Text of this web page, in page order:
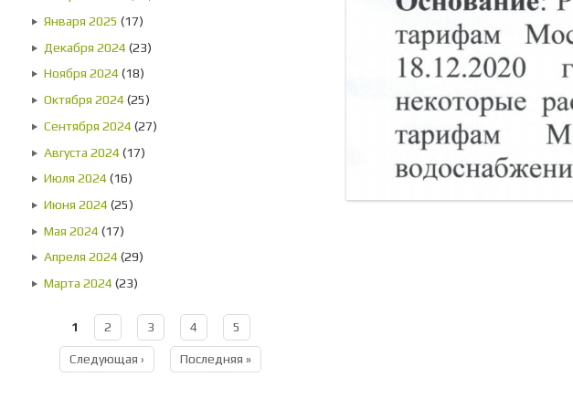
Января 2025 (17)
Декабря 2024 (23)
Ноября 2024 (18)
Октября 2024 (25)
Сентября 2024 (27)
Августа 2024 (17)
Июля 2024 (16)
Июня 2024 (25)
Мая 2024 (17)
Апреля 2024 (29)
Марта 2024 (23)
Страницы
1 2 3 4 5
Следующая › Последняя »